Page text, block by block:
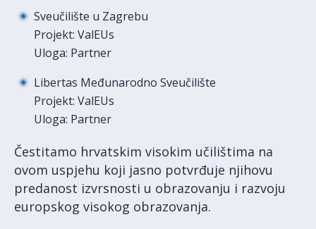
Sveučilište u Zagrebu
Projekt: ValEUs
Uloga: Partner
Libertas Međunarodno Sveučilište
Projekt: ValEUs
Uloga: Partner
Čestitamo hrvatskim visokim učilištima na
ovom uspjehu koji jasno potvrđuje njihovu
predanost izvrsnosti u obrazovanju i razvoju
europskog visokog obrazovanja.